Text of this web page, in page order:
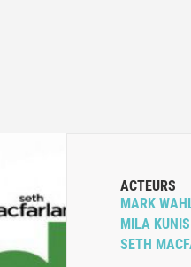
ACTEURS
MARK
MILA KUNIS
SETH